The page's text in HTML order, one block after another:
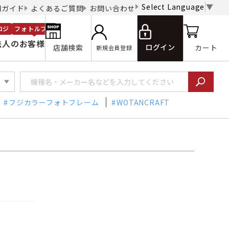
イド よくあるご質問 お問い合わせ Select Language ▼
のお客様
ジ フォトルプロ
店舗検索 新規会員登録 ログイン カート
フジカラーフォトフレーム WOTANCRAFT